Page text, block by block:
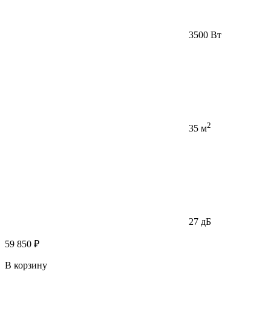
3500 Вт
35 м2
27 дБ
59 850 ₽
В корзину